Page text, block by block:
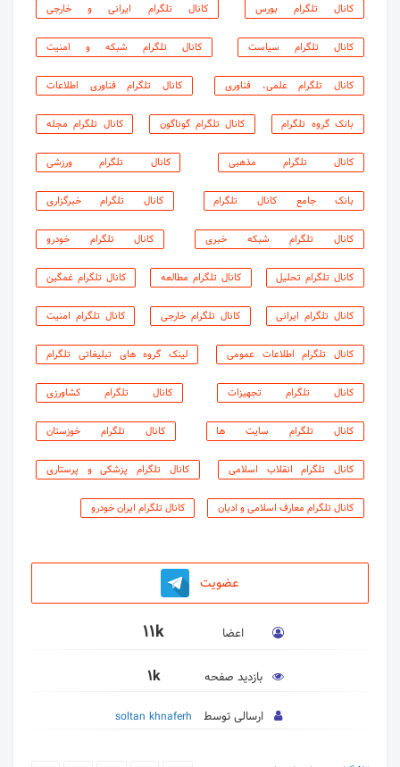
کانال تلگرام بورس کانال تلگرام ایرانی و خارجی
کانال تلگرام سیاست کانال تلگرام شبکه و امنیت
کانال تلگرام علمی، فناوری کانال تلگرام فناوری اطلاعات
بانک گروه تلگرام کانال تلگرام گوناگون کانال تلگرام مجله
کانال تلگرام مذهبی کانال تلگرام ورزشی
بانک جامع کانال تلگرام کانال تلگرام خبرگزاری
کانال تلگرام شبکه خبری کانال تلگرام خودرو
کانال تلگرام تحلیل کانال تلگرام مطالعه کانال تلگرام غمگین
کانال تلگرام ایرانی کانال تلگرام خارجی کانال تلگرام امنیت
کانال تلگرام اطلاعات عمومی لینک گروه های تبلیغاتی تلگرام
کانال تلگرام تجهیزات کانال تلگرام کشاورزی
کانال تلگرام سایت ها کانال تلگرام خوزستان
کانال تلگرام انقلاب اسلامی کانال تلگرام پزشکی و پرستاری
کانال تلگرام معارف اسلامی و ادیان کانال تلگرام ایران خودرو
عضویت
اعضا 11k
بازدید صفحه 1k
ارسالی توسط soltan khnaferh